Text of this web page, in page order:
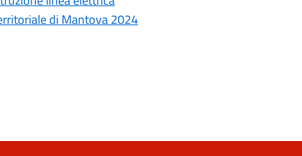
di Mantova 2024